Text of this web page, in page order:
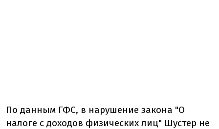
По данным ГФС, в нарушение закона "О
налоге с доходов физических лиц" Шустер не